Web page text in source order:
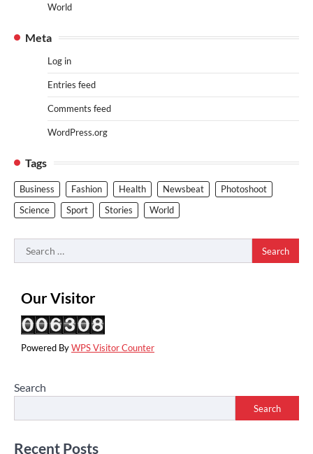
World
Meta
Log in
Entries feed
Comments feed
WordPress.org
Tags
Business Fashion Health Newsbeat
Photoshoot
Science
Sport Stories World
Search
for:
Our Visitor
Powered ByWPS Visitor Counter
Search
Search
Recent Posts